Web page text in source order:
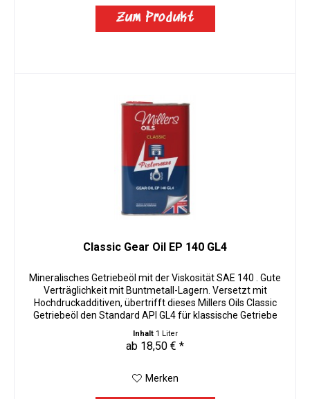
Zum Produkt
Classic Gear Oil EP 140 GL4
Mineralisches Getriebeöl mit der Viskosität SAE 140 . Gute
Verträglichkeit mit Buntmetall-Lagern. Versetzt mit
Hochdruckadditiven, übertrifft dieses Millers Oils Classic
Getriebeöl den Standard API GL4 für klassische Getriebe
Inhalt 1 Liter
ab 18,50 € *
Merken